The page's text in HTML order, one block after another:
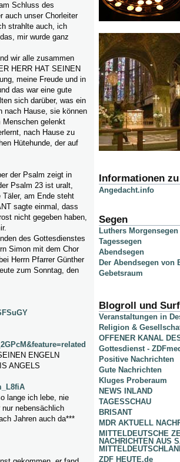
Schluss des
auch unser Chorleiter
strahlte auch, ich
mir wurde ganz
wir alle zusammen
HERR HAT SEINEN
meine Freude und in
das war eine gute
sich darüber, was ein
nach Hause, sie können
gelenkt
nach Hause zu
Hütehunde, der auf
der Psalm zeigt in
Psalm 23 ist uralt,
am Ende steht
sagte einmal, dass
nicht gegeben haben,
des Gottesdienstes
Simon mit dem Chor
Herrn Pfarrer Günther
zum Sonntag, den
ENGELN
ANGELS
lange ich lebe, nie
nebensächlich
Jahren auch da***
Informationen
Angedacht.info
Segen
Luthers Morgensegen
Tagessegen
Abendsegen
Der Abendsegen von
Gebetsraum
Blogroll und
Veranstaltungen in
Religion &
OFFENER KANAL
Gottesdienst -
Positive Nachrichten
Gute Nachrichten
Kluges Proberaum
NEWS INLAND
TAGESSCHAU
BRISANT
MDR AKTUELL
MITTELDEUTSCHE
NACHRICHTEN AUS
ZDF HEUTE.de